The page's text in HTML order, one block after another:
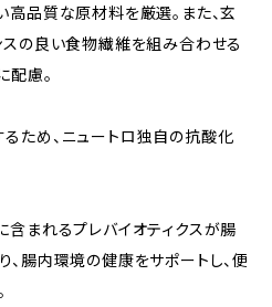
高品質な原材料を厳選。また、玄
スの良い食物繊維を組み合わせる
配慮。
ため、ニュートロ独自の抗酸化
含まれるプレバイオティクスが腸
、腸内環境の健康をサポートし、便